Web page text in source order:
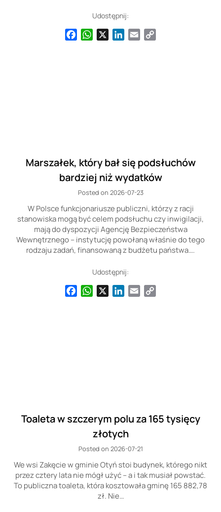
Udostępnij:
FacebookWhatsAppLinkedIn
Email
Marszałek, który bał się podsłuchów
bardziej niż wydatków
Posted on 2026-07-23
W Polsce funkcjonariusze publiczni, którzy z racji
stanowiska mogą być celem podsłuchu czy inwigilacji,
mają do dyspozycji Agencję Bezpieczeństwa
Wewnętrznego – instytucję powołaną właśnie do tego
rodzaju zadań, finansowaną z budżetu państwa….
Udostępnij:
FacebookWhatsAppLinkedIn
Email
Toaleta w szczerym polu za 165 tysięcy
złotych
Posted on 2026-07-21
We wsi Zakęcie w gminie Otyń stoi budynek, którego nikt
przez cztery lata nie mógł użyć – a i tak musiał powstać.
To publiczna toaleta, która kosztowała gminę 165 882,78
zł. Nie…